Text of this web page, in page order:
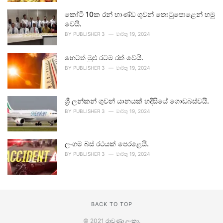
කෝටි 10ක රන් භාණ්ඩ ගුවන් තොටුපොළෙන් හමු
වෙයි.
BY PUBLISHER 3 මාර්තු 19, 2024
හෙටත් මුළු රටම රත් වෙයි.
BY PUBLISHER 3 මාර්තු 19, 2024
ශ්‍රී ලන්කන් ගුවන් යානයක් හදිසියේ ගොඩබස්වයි.
BY PUBLISHER 3 මාර්තු 19, 2024
ලංගම බස් රථයක් පෙරළෙයි.
BY PUBLISHER 3 මාර්තු 19, 2024
BACK TO TOP
© 2021 රාවණා ලංකා.